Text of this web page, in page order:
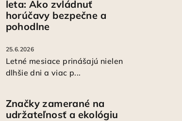
leta: Ako zvládnuť
horúčavy bezpečne a
pohodlne
25.6.2026
Letné mesiace prinášajú nielen
dlhšie dni a viac p...
Značky zamerané na
udržateľnosť a ekológiu